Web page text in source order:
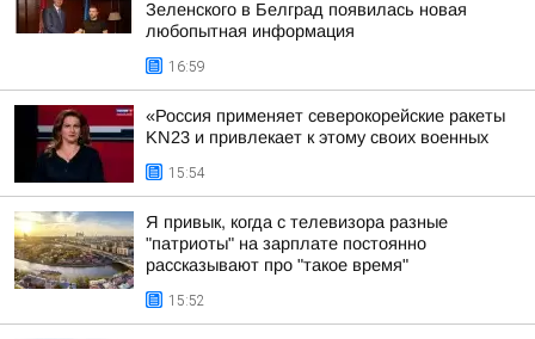
Зеленского в Белград появилась новая
любопытная информация
16:59
«Россия применяет северокорейские ракеты
KN23 и привлекает к этому своих военных
15:54
Я привык, когда с телевизора разные
"патриоты" на зарплате постоянно
рассказывают про "такое время"
15:52